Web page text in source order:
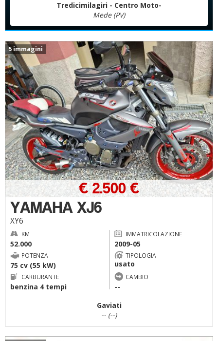
Tredicimilagiri - Centro Moto-
Mede (PV)
5 immagini
YAMAHA XJ6
XY6
€ 2.500 €
KM
52.000
IMMATRICOLAZIONE
2009-05
POTENZA
75 cv (55 kW)
TIPOLOGIA
usato
CARBURANTE
benzina 4 tempi
CAMBIO
--
Gaviati
-- (--)